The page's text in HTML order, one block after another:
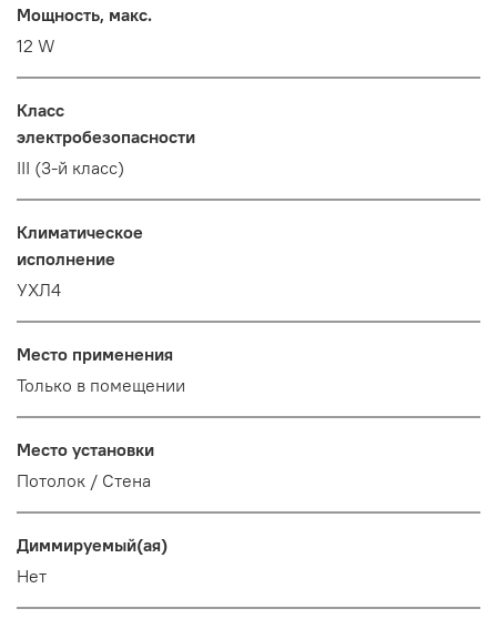
Мощность, макс.
12 W
Класс
электробезопасности
III (3-й класс)
Климатическое
исполнение
УХЛ4
Место применения
Только в помещении
Место установки
Потолок / Cтена
Диммируемый(ая)
Нет